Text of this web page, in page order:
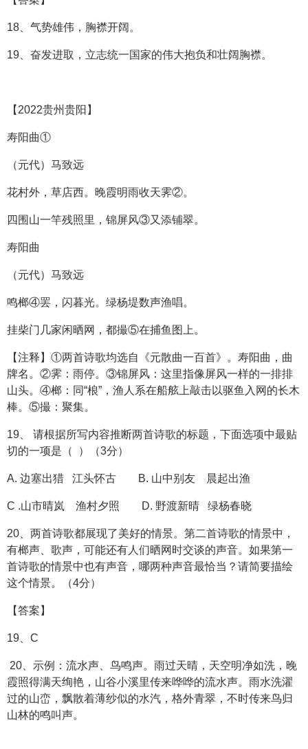
18、气势雄伟，胸襟开阔。
19、奋发进取，立志统一国家的伟大抱负和壮阔胸襟。
【2022贵州贵阳】
寿阳曲①
（元代）马致远
花村外，草店西。晚霞明雨收天霁②。
四围山一竿残照里，锦屏风③又添铺翠。
寿阳曲
（元代）马致远
鸣榔④罢，闪暮光。绿杨堤数声渔唱。
挂柴门几家闲晒网，都撮⑤在捕鱼图上。
【注释】①两首诗歌均选自《元散曲一百首》。寿阳曲，曲
牌名。②霁：雨停。③锦屏风：这里指像屏风一样的一排排
山头。④榔：同“桹”，渔人系在船舷上敲击以驱鱼入网的长木
棒。⑤撮：聚集。
19、 请根据所写内容推断两首诗歌的标题，下面选项中最贴
切的一项是（ ）（3分）
A. 边塞出猎 江头怀古 B. 山中别友 晨起出渔
C .山市晴岚 渔村夕照 D. 野渡新晴 绿杨春晓
20、两首诗歌都展现了美好的情景。第二首诗歌的情景中，
有榔声、歌声，可能还有人们晒网时交谈的声音。如果第一
首诗歌的情景中也有声音，哪两种声音最恰当？请简要描绘
这个情景。（4分）
【答案】
19、C
20、示例：流水声、鸟鸣声。雨过天晴，天空明净如洗，晚
霞照得满天绚艳，山谷小溪里传来哗哗的流水声。雨水洗濯
过的山峦，飘散着薄纱似的水汽，格外青翠，不时传来鸟归
山林的鸣叫声。